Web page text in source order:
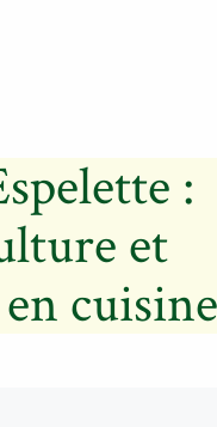
:
et
cuisine